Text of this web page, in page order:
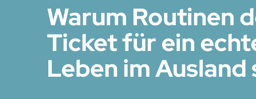
Warum Routinen
Ticket für ein
Leben im Ausland